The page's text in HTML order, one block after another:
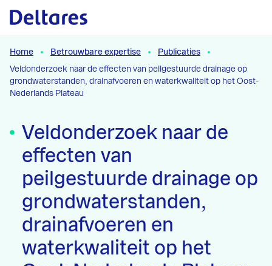
Naar hoofdcontent
Home Betrouwbare expertise
Publicaties
Veldonderzoek naar de effecten van peilgestuurde drainage op
grondwaterstanden, drainafvoeren en waterkwaliteit op het Oost-
Nederlands Plateau
Veldonderzoek naar de
effecten van
peilgestuurde drainage op
grondwaterstanden,
drainafvoeren en
waterkwaliteit op het